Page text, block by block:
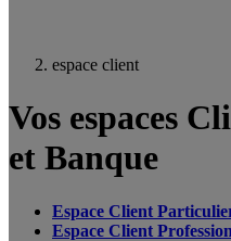
espace client
Vos espaces
et Banque
Espace Client
Espace Client